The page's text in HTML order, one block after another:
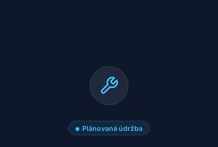
Plánovaná údržba